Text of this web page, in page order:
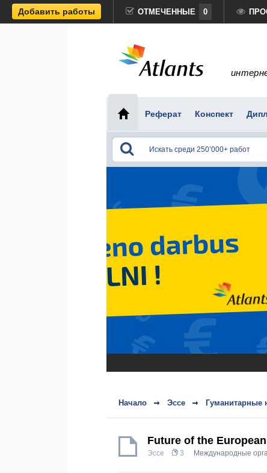
Добавить работы ОТМЕЧЕННЫЕ 0
Реферат Конспект
Начало Эссе Гуманитарные
Future of the
Эссе 3 Международные